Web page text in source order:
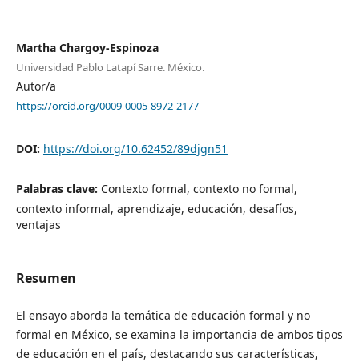
Martha Chargoy-Espinoza
Universidad Pablo Latapí Sarre. México.
Autor/a
https://orcid.org/0009-0005-8972-2177
DOI: https://doi.org/10.62452/89djgn51
Palabras clave: Contexto formal, contexto no formal,
contexto informal, aprendizaje, educación, desafíos,
ventajas
Resumen
El ensayo aborda la temática de educación formal y no
formal en México, se examina la importancia de ambos tipos
de educación en el país, destacando sus características,